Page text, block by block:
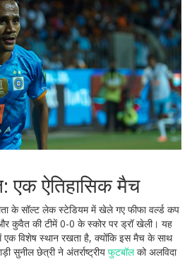
एक ऐतिहासिक मैच
के सॉल्ट लेक स्टेडियम में खेले गए फीफा वर्ल्ड कप
कुवैत की टीमें 0-0 के स्कोर पर ड्रॉ खेली। यह
एक विशेष स्थान रखता है, क्योंकि इस मैच के साथ
सुनील छेत्री ने अंतर्राष्ट्रीय फुटबॉलको अलविदा